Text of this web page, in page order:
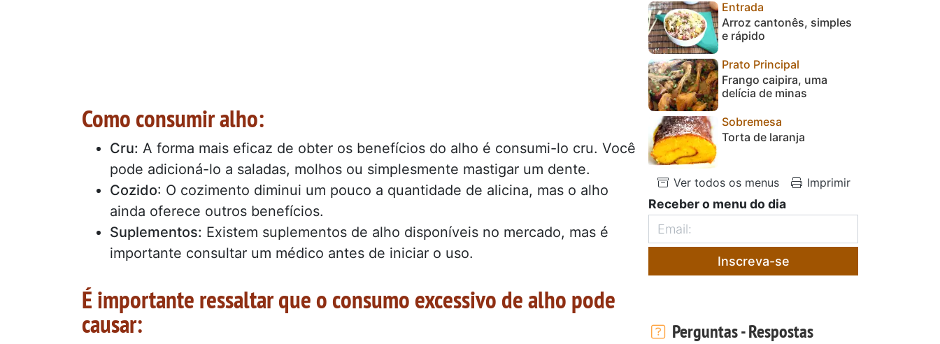
Como consumir alho:
Cru: A forma mais eficaz de obter os benefícios do alho é consumi-lo cru. Você
pode adicioná-lo a saladas, molhos ou simplesmente mastigar um dente.
Cozido: O cozimento diminui um pouco a quantidade de alicina, mas o alho
ainda oferece outros benefícios.
Suplementos: Existem suplementos de alho disponíveis no mercado, mas é
importante consultar um médico antes de iniciar o uso.
É importante ressaltar que o consumo excessivo de alho pode
causar:
Entrada
Arroz cantonês, simples
e rápido
Prato Principal
Frango caipira, uma
delícia de minas
Sobremesa
Torta de laranja
Ver todos os menus Imprimir
Receber o menu do dia
Inscreva-se
Perguntas - Respostas